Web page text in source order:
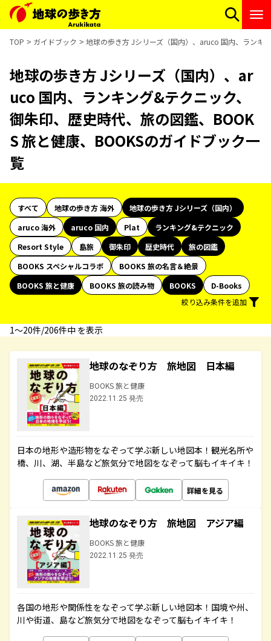
TOP ガイドブック 地球の歩き方 Jシリーズ（国内）、aruco 国内、ランキ
地球の歩き方 Jシリーズ（国内）、ar
uco 国内、ランキング&テクニック、
御朱印、歴史時代、旅の図鑑、BOOK
S 旅と健康、BOOKSのガイドブック一
覧
すべて 地球の歩き方 海外
地球の歩き方 Jシリーズ（国内）
aruco 海外
aruco 国内 Plat
ランキング&テクニック
Resort Style
島旅 御朱印 歴史時代
旅の図鑑
BOOKS スペシャルコラボ
BOOKS 旅の名言＆絶景
BOOKS 旅と健康
BOOKS 旅の読み物 BOOKS
D-Books
絞り込み条件を追加
1〜20件/206件中 を表示
地球のなぞり方 旅地図 日本編
BOOKS 旅と健康
2022.11.25 発売
日本の地形や造形物をなぞって学ぶ新しい地図本！観光名所や
橋、川、湖、半島など旅気分で地図をなぞって脳もイキイキ！
詳細を見る
地球のなぞり方 旅地図 アジア編
BOOKS 旅と健康
2022.11.25 発売
各国の地形や関係性をなぞって学ぶ新しい地図本！国境や州、
川や街道、島など旅気分で地図をなぞって脳もイキイキ！